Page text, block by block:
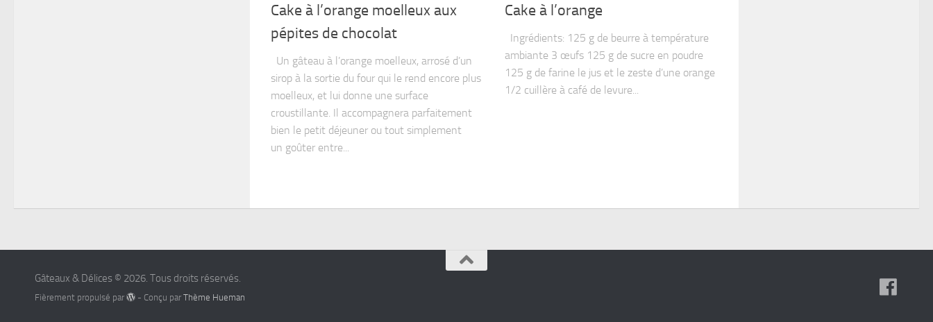
Cake à l’orange moelleux aux
pépites de chocolat
Un gâteau à l’orange moelleux, arrosé d’un
sirop à la sortie du four qui le rend encore plus
moelleux, et lui donne une surface
croustillante. Il accompagnera parfaitement
bien le petit déjeuner ou tout simplement
un goûter entre...
Cake à l’orange
Ingrédients: 125 g de beurre à température
ambiante 3 œufs 125 g de sucre en poudre
125 g de farine le jus et le zeste d’une orange
1/2 cuillère à café de levure...
Gâteaux & Délices © 2026. Tous droits réservés.
Fièrement propulsé par - Conçu parThème Hueman